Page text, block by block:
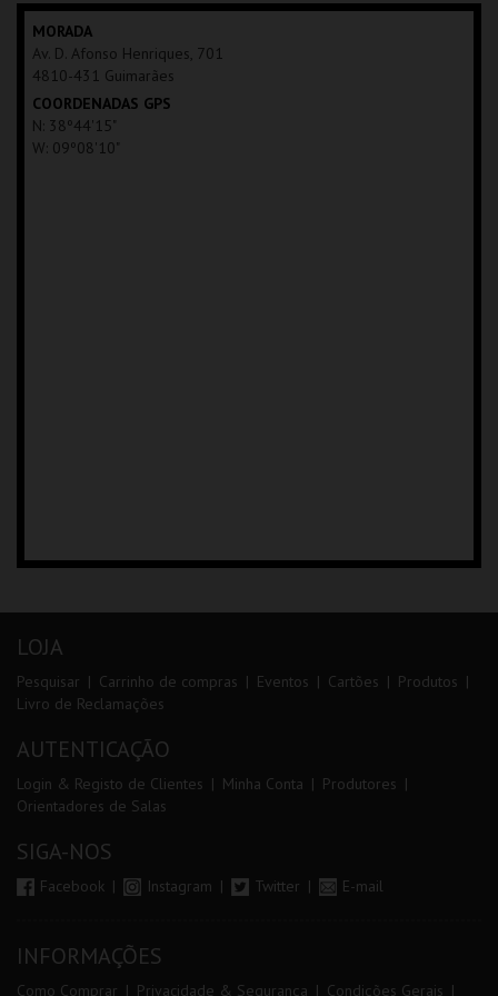
MAIS INFO
COMPRAR
MORADA
Av. D. Afonso Henriques, 701
4810-431 Guimarães
COORDENADAS GPS
N: 38º44'15"
W: 09º08'10"
LOJA
Pesquisar Carrinho de compras Eventos Cartões
Produtos
Livro de Reclamações
AUTENTICAÇÃO
Login & Registo de Clientes Minha Conta
Produtores
Orientadores de Salas
SIGA-NOS
Facebook Instagram Twitter E-mail
INFORMAÇÕES
Como Comprar Privacidade & Segurança Condições Gerais